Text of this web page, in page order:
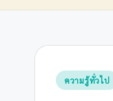
Posted
ความรู้ทั่วไป